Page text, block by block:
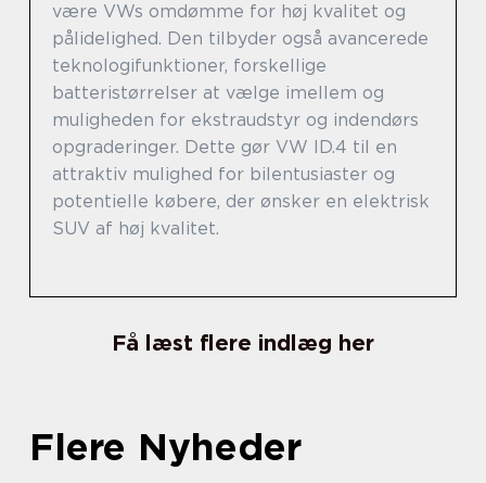
være VWs omdømme for høj kvalitet og
pålidelighed. Den tilbyder også avancerede
teknologifunktioner, forskellige
batteristørrelser at vælge imellem og
muligheden for ekstraudstyr og indendørs
opgraderinger. Dette gør VW ID.4 til en
attraktiv mulighed for bilentusiaster og
potentielle købere, der ønsker en elektrisk
SUV af høj kvalitet.
Få læst flere indlæg her
Flere Nyheder